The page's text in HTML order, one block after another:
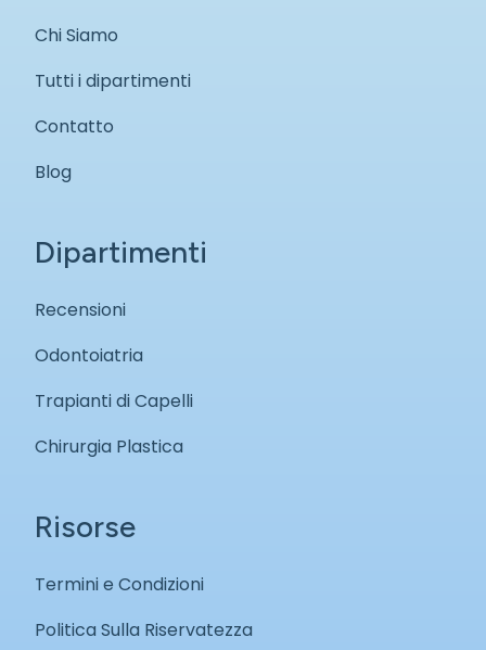
Chi Siamo
Tutti i dipartimenti
Contatto
Blog
Dipartimenti
Recensioni
Odontoiatria
Trapianti di Capelli
Chirurgia Plastica
Risorse
Termini e Condizioni
Politica Sulla Riservatezza